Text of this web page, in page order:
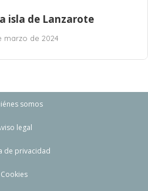
isla de Lanzarote
marzo de 2024
somos
legal
de privacidad
Cookies